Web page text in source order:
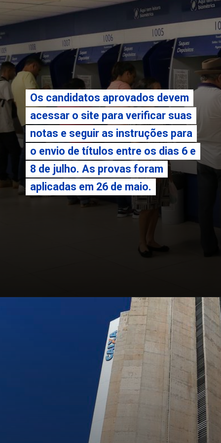
Os candidatos aprovados devem
acessar o site para verificar suas
notas e seguir as instruções para
o envio de títulos entre os dias 6 e
8 de julho. As provas foram
aplicadas em 26 de maio.
Os candidatos aprovados devem
acessar o site para verificar suas
notas e seguir as instruções para
o envio de títulos entre os dias 6 e
8 de julho. As provas foram
aplicadas em 26 de maio.